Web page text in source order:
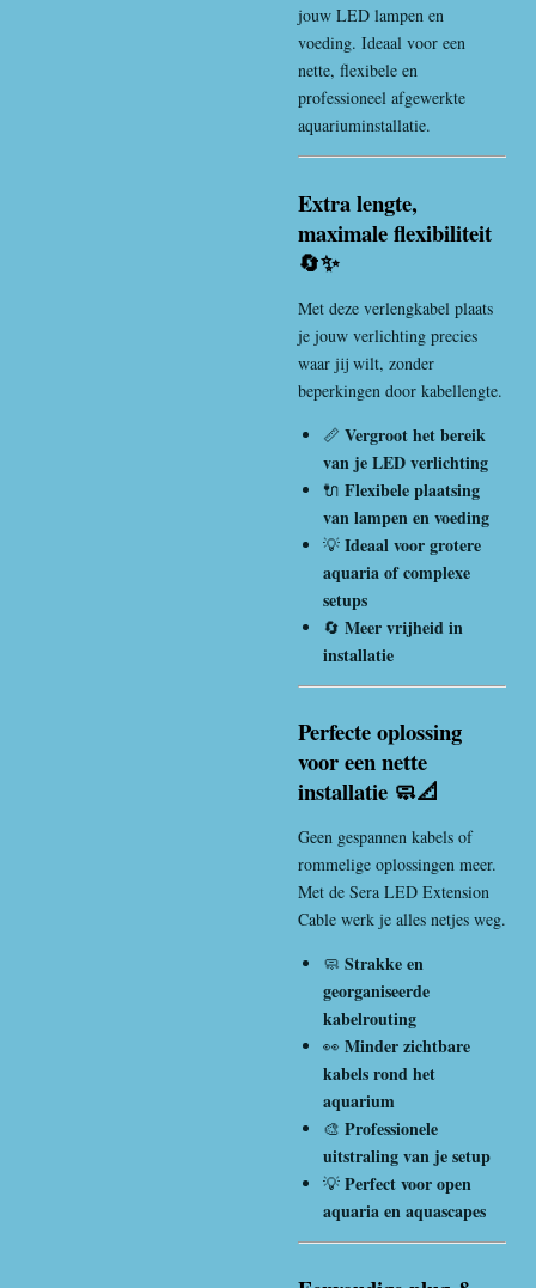
jouw LED lampen en
voeding. Ideaal voor een
nette, flexibele en
professioneel afgewerkte
aquariuminstallatie.
Extra lengte,
maximale flexibiliteit
🔄✨
Met deze verlengkabel plaats
je jouw verlichting precies
waar jij wilt, zonder
beperkingen door kabellengte.
📏 Vergroot het bereik
van je LED verlichting
🔌 Flexibele plaatsing
van lampen en voeding
💡 Ideaal voor grotere
aquaria of complexe
setups
🔄 Meer vrijheid in
installatie
Perfecte oplossing
voor een nette
installatie 🧼📐
Geen gespannen kabels of
rommelige oplossingen meer.
Met de Sera LED Extension
Cable werk je alles netjes weg.
🧼 Strakke en
georganiseerde
kabelrouting
👀 Minder zichtbare
kabels rond het
aquarium
🎨 Professionele
uitstraling van je setup
💡 Perfect voor open
aquaria en aquascapes